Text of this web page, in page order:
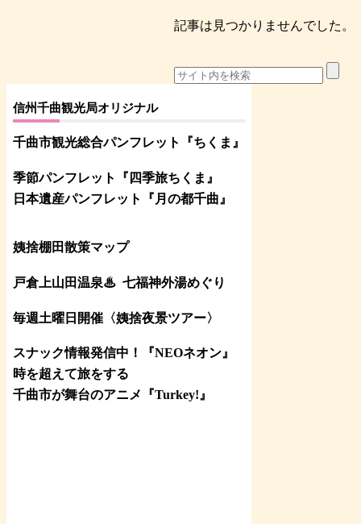
記事は見つかりませんでした。
信州千曲観光局オリジナル
千曲市観光総合パンフレット 『ちくま 』
季節パンフレット『四季旅ちくま』
日本遺産パンフレット
『月の都千曲 』
姨捨棚田散策マップ
戸倉上山田温泉♨ 七福神外湯めぐり
毎週土曜日開催〈姨捨夜景ツアー〉
スナック情報発信中！『NEOネオン』
時を超えて旅をする
千曲市が舞台のアニメ『Turkey!』